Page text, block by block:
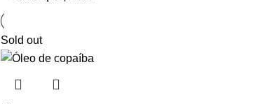
Sold out